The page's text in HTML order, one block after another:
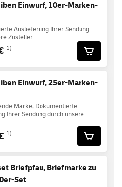
Einwurf, 10er-Marken-
Auslieferung Ihrer Sendung
Zusteller
1)
Einwurf, 25er-Marken-
Marke, Dokumentierte
Ihrer Sendung durch unsere
1)
Briefpfau, Briefmarke zu
Set